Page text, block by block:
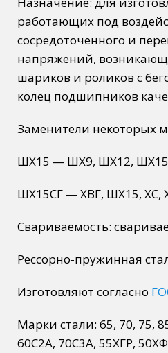
работающих под
сосредоточенного и
напряжений,
шариков и роликов с
колец подшипников
Заменители некоторых
ШХ15 — ШХ9, ШХ12,
ШХ15СГ — ХВГ, ШХ15, ХС,
Свариваемость:
Рессорно-пружинная
Изготовляют согласно
Марки стали: 65, 70, 75,
60С2А, 70С3А, 55ХГР,